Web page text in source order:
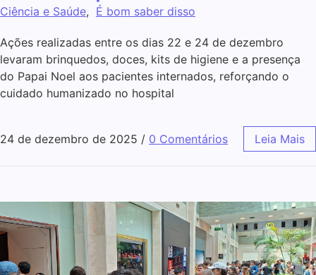
Ciência e Saúde, É bom saber disso
Ações realizadas entre os dias 22 e 24 de dezembro
levaram brinquedos, doces, kits de higiene e a presença
do Papai Noel aos pacientes internados, reforçando o
cuidado humanizado no hospital
24 de dezembro de 2025 / 0 Comentários Leia Mais